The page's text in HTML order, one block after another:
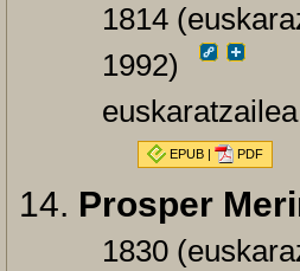
1814
1992)
EPUB| PDF
Prosper
1830